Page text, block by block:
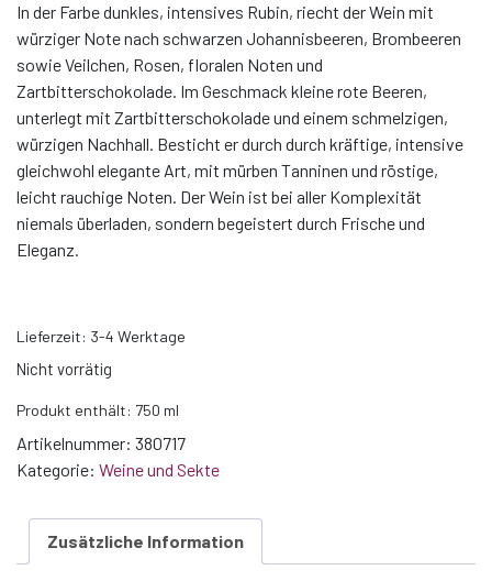
In der Farbe dunkles, intensives Rubin, riecht der Wein mit
würziger Note nach schwarzen Johannisbeeren, Brombeeren
sowie Veilchen, Rosen, floralen Noten und
Zartbitterschokolade. Im Geschmack kleine rote Beeren,
unterlegt mit Zartbitterschokolade und einem schmelzigen,
würzigen Nachhall. Besticht er durch durch kräftige, intensive
gleichwohl elegante Art, mit mürben Tanninen und röstige,
leicht rauchige Noten. Der Wein ist bei aller Komplexität
niemals überladen, sondern begeistert durch Frische und
Eleganz.
Lieferzeit: 3-4 Werktage
Nicht vorrätig
Produkt enthält: 750 ml
Artikelnummer: 380717
Kategorie: Weine und Sekte
Zusätzliche Information